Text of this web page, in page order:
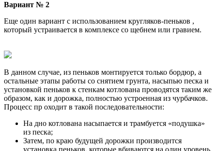
Вариант № 2
Еще один вариант с использованием кругляков-пеньков ,
который устраивается в комплексе со щебнем или гравием.
В данном случае, из пеньков монтируется только бордюр, а
остальные этапы работы со снятием грунта, насыпью песка и
установкой пеньков к стенкам котлована проводятся таким же
образом, как и дорожка, полностью устроенная из чурбачков.
Процесс пр оходит в такой последовательности:
На дно котлована насыпается и трамбуется «подушка»
из песка;
Затем, по краю будущей дорожки производится